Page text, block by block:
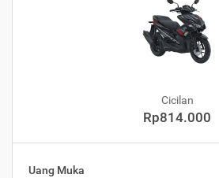
Cicilan
Rp814.000
Uang Muka